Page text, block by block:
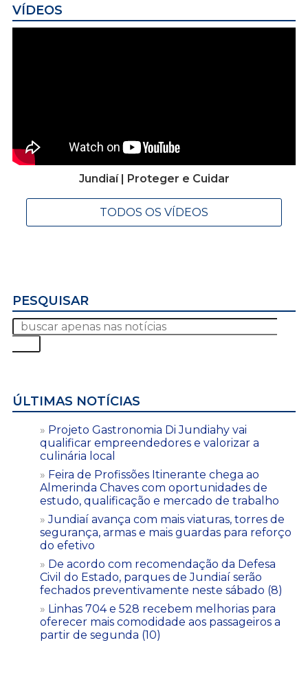
VÍDEOS
Jundiaí | Proteger e Cuidar
TODOS OS VÍDEOS
PESQUISAR
ÚLTIMAS NOTÍCIAS
Projeto Gastronomia Di Jundiahy vai
qualificar empreendedores e valorizar a
culinária local
Feira de Profissões Itinerante chega ao
Almerinda Chaves com oportunidades de
estudo, qualificação e mercado de trabalho
Jundiaí avança com mais viaturas, torres de
segurança, armas e mais guardas para reforço
do efetivo
De acordo com recomendação da Defesa
Civil do Estado, parques de Jundiaí serão
fechados preventivamente neste sábado (8)
Linhas 704 e 528 recebem melhorias para
oferecer mais comodidade aos passageiros a
partir de segunda (10)